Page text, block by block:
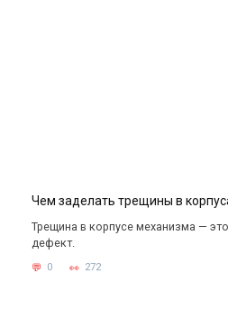
Чем заделать трещины в
Трещина в корпусе механизма —
дефект.
0 272